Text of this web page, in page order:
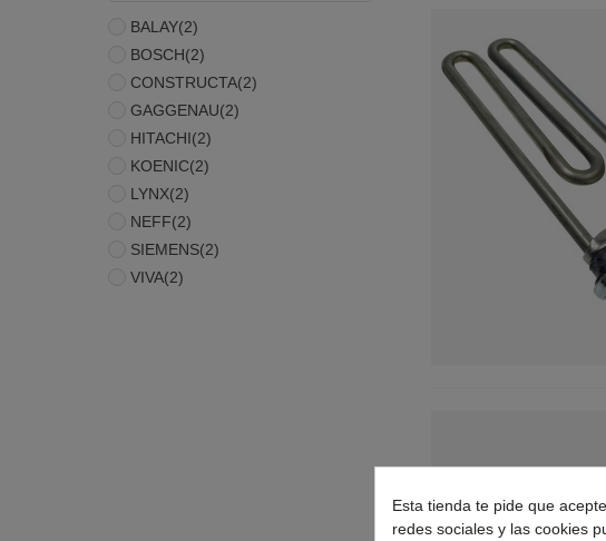
BALAY(2)
BOSCH(2)
CONSTRUCTA(2)
GAGGENAU(2)
HITACHI(2)
KOENIC(2)
LYNX(2)
NEFF(2)
SIEMENS(2)
VIVA(2)
Esta tienda te pide que
redes sociales y las cookies